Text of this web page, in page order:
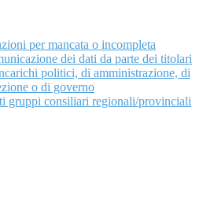
per mancata o incompleta
dei dati da parte dei titolari
politici, di amministrazione, di
o di governo
gruppi consiliari regionali/provinciali